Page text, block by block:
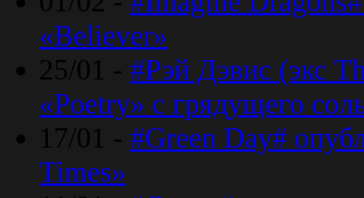
«Believer»
25/01 - #Рэй Дэвис (экс
«Poetry» с грядущего
17/01 - #Green Day#
Times»